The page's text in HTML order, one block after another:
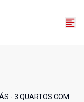
- 3 QUARTOS COM